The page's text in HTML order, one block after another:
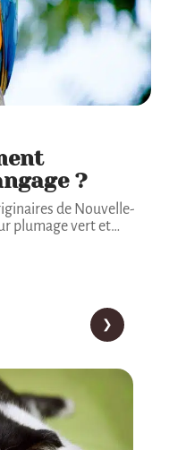
?
de Nouvelle-
plumage vert et…